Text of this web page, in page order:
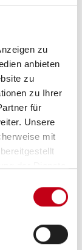
zu
anbieten
zu
zu Ihrer
für
Unsere
mit
Euro 6d-
kW /
/ Stopp-